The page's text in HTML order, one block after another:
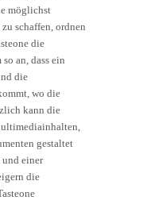
möglichst
schaffen, ordnen
die
an, dass ein
die
wo die
kann die
gestaltet
einer
die